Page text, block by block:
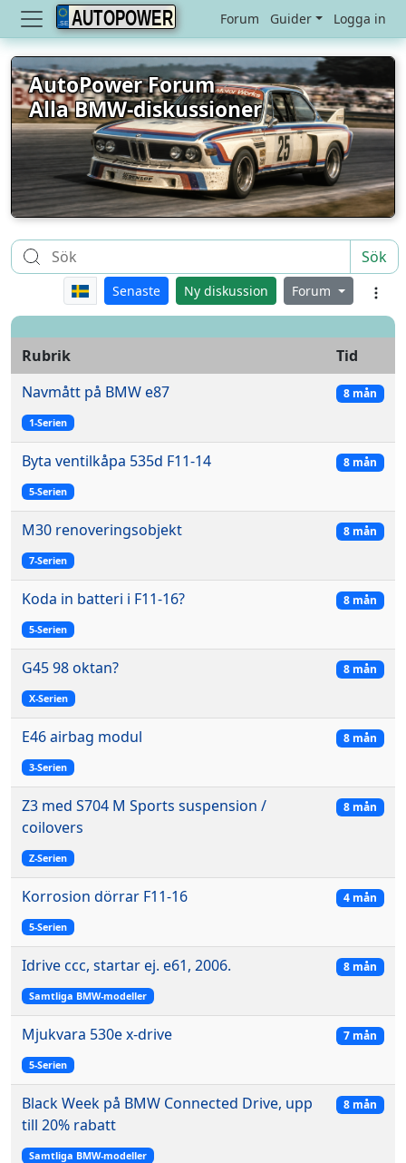
AUTOPOWER Forum Guider Logga in
AutoPower Forum
Alla BMW-diskussioner
Sök
Senaste Ny diskussion Forum
Rubrik
Tid
Navmått på BMW e87
1-Serien
8 mån
Byta ventilkåpa 535d F11-14
5-Serien
8 mån
M30 renoveringsobjekt
7-Serien
8 mån
Koda in batteri i F11-16?
5-Serien
8 mån
G45 98 oktan?
X-Serien
8 mån
E46 airbag modul
3-Serien
8 mån
Z3 med S704 M Sports suspension /
coilovers
Z-Serien
8 mån
Korrosion dörrar F11-16
5-Serien
4 mån
Idrive ccc, startar ej. e61, 2006.
Samtliga BMW-modeller
8 mån
Mjukvara 530e x-drive
5-Serien
7 mån
Black Week på BMW Connected Drive, upp
till 20% rabatt
Samtliga BMW-modeller
8 mån